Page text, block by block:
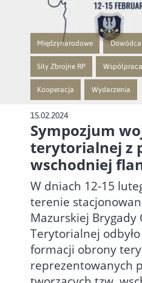
Międzynarodowe
Przejście do nowej strony z
Dowódca
Przejście
Siły Zbrojne RP
Przejście do nowej strony z listą
Współpraca
Przejście
Kooperacja
Przejście do nowej strony z
Wydarzenia
Przejście do
15.02.2024
Sympozjum
terytorialnej z
wschodniej
W dniach 12-15
terenie
Mazurskiej Brygady
Terytorialnej
formacji obrony
reprezentowanych